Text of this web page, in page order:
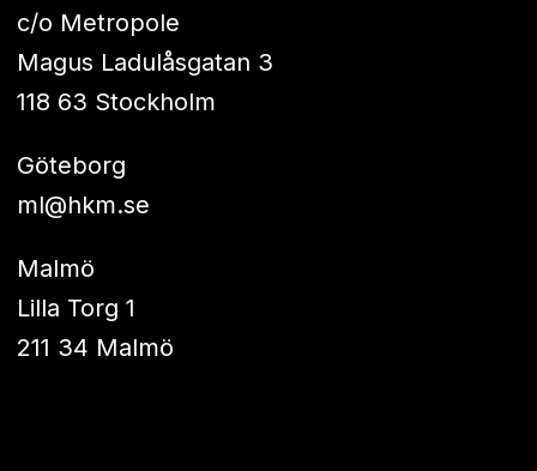
c/o Metropole
Magus Ladulåsgatan 3
118 63 Stockholm
Göteborg
ml@hkm.se
Malmö
Lilla Torg 1
211 34 Malmö